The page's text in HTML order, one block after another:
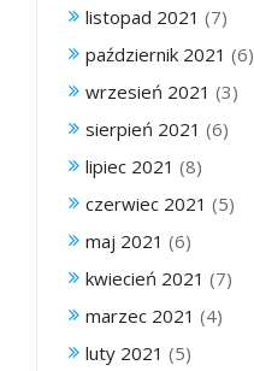
listopad 2021 (7)
październik 2021 (6)
wrzesień 2021 (3)
sierpień 2021 (6)
lipiec 2021 (8)
czerwiec 2021 (5)
maj 2021 (6)
kwiecień 2021 (7)
marzec 2021 (4)
luty 2021 (5)